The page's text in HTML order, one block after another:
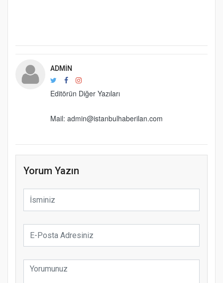
ADMIN
Editörün Diğer Yazıları
Mail: admin@istanbulhaberilan.com
Yorum Yazın